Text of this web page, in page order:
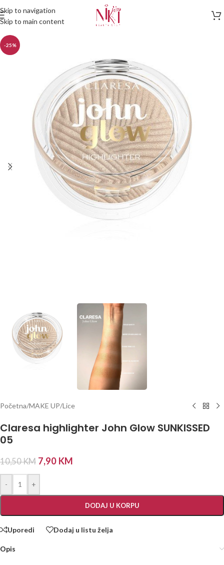
Skip to navigation
Skip to main content
-25%
Početna/MAKE UP/Lice
Claresa highlighter John Glow SUNKISSED
05
10,50KM 7,90 KM
- +
DODAJ U KORPU
Uporedi Dodaj u listu želja
Opis